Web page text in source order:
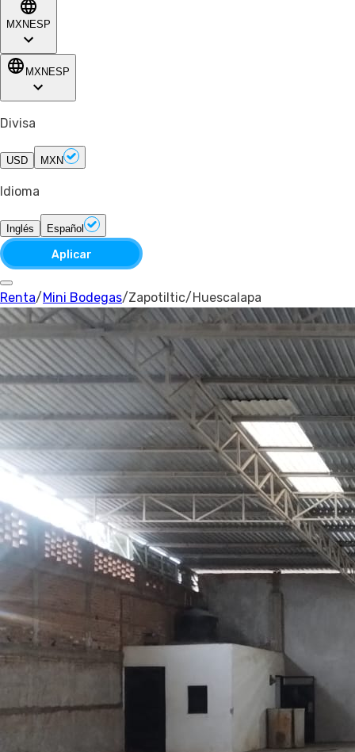
MXN ESP
MXN ESP
Divisa
USD MXN
Idioma
Inglés Español
Aplicar
Renta/ Mini Bodegas/Zapotiltic/ Huescalapa